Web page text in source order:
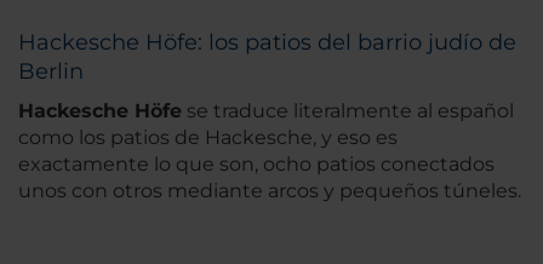
Hackesche Höfe: los patios del barrio judío de
Berlin
Hackesche Höfe se traduce literalmente al español
como los patios de Hackesche, y eso es
exactamente lo que son, ocho patios conectados
unos con otros mediante arcos y pequeños túneles.